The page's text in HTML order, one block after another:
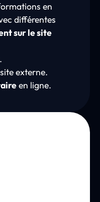
en
différentes
sur le site
externe.
en ligne.